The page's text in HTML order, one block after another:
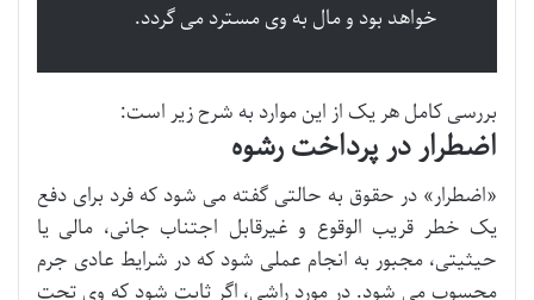
خواهد بود و مال به وی مسترد می گردد.
بررسی کامل هر یک از این موارد به شرح زیر است:
اضطرار در پرداخت رشوه
«اضطرار» در حقوق به حالتی گفته می شود که فرد برای دفع
یک خطر قریب الوقوع و غیرقابل اجتناب جانی، مالی یا
حیثیتی، مجبور به انجام عملی شود که در شرایط عادی جرم
محسوب می شود. در مورد راشی، اگر ثابت شود که وی تحت